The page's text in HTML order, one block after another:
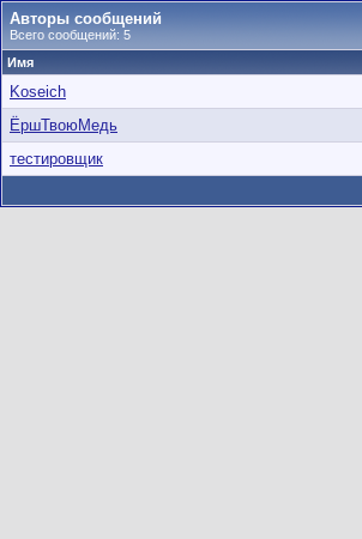
Авторы сообщений
Всего сообщений: 5
Имя
Koseich
ЁршТвоюМедь
тестировщик